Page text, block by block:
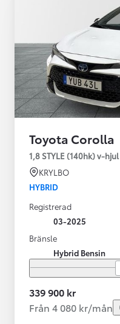
Toyota Corolla
1,8 STYLE (140hk) v-hjul
KRYLBO
HYBRID
Registrerad
03-2025
Bränsle
Hybrid Bensin
339 900 kr
Från 4 080 kr/mån